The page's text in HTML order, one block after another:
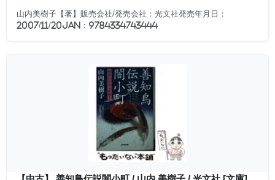
山内美樹子【著】販売会社/発売会社：光文社発売年月日：
2007/11/20JAN：9784334743444